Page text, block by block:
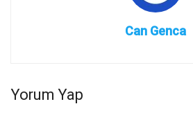
Can Genca
Yorum Yap